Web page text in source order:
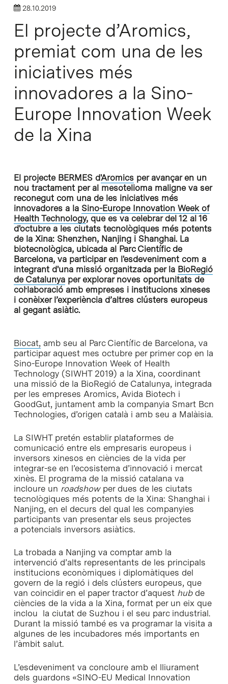
28.10.2019
El projecte d’Aromics,
premiat com una de les
iniciatives més
innovadores a la Sino-
Europe Innovation Week
de la Xina
El projecte BERMES d'Aromicsper avançar en un
nou tractament per al mesotelioma maligne va ser
reconegut com una de les iniciatives més
innovadores a la Sino-Europe Innovation Week of
Health Technology, que es va celebrar del 12 al 16
d'octubre a les ciutats tecnològiques més potents
de la Xina: Shenzhen, Nanjing i Shanghai. La
biotecnològica, ubicada al Parc Científic de
Barcelona, va participar en l'esdeveniment com a
integrant d'una missió organitzada per la BioRegió
de Catalunyaper explorar noves oportunitats de
col·laboració amb empreses i institucions xineses
i conèixer l’experiència d’altres clústers europeus
al gegant asiàtic.
Biocat, amb seu al Parc Científic de Barcelona, va
participar aquest mes octubre per primer cop en la
Sino-Europe Innovation Week of Health
Technology (SIWHT 2019) a la Xina, coordinant
una missió de la BioRegió de Catalunya, integrada
per les empreses Aromics, Avida Biotech i
GoodGut, juntament amb la companyia Smart Bcn
Technologies, d’origen català i amb seu a Malàisia.
La SIWHT pretén establir plataformes de
comunicació entre els empresaris europeus i
inversors xinesos en ciències de la vida per
integrar-se en l’ecosistema d’innovació i mercat
xinès. El programa de la missió catalana va
incloure un roadshowper dues de les ciutats
tecnològiques més potents de la Xina: Shanghai i
Nanjing, en el decurs del qual les companyies
participants van presentar els seus projectes
a potencials inversors asiàtics.
La trobada a Nanjing va comptar amb la
intervenció d’alts representants de les principals
institucions econòmiques i diplomàtiques del
govern de la regió i dels clústers europeus, que
van coincidir en el paper tractor d’aquesthubde
ciències de la vida a la Xina, format per un eix que
inclou la ciutat de Suzhou i el seu parc industrial.
Durant la missió també es va programar la visita a
algunes de les incubadores més importants en
l’àmbit salut.
L’esdeveniment va concloure amb el lliurament
dels guardons «SINO-EU Medical Innovation